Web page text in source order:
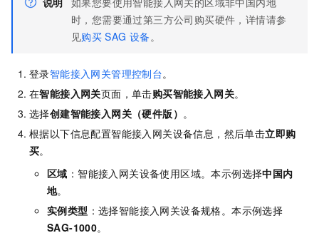
时，您需要通过第三方公司购买硬件，详情请参
见购买 SAG 设备 。
登录智能接入网关管理控制台。
在智能接入网关页面，单击购买智能接入网关。
选择创建智能接入网关（硬件版） 。
根据以下信息配置智能接入网关设备信息，然后单击立即购
买。
区域 ：智能接入网关设备使用区域。本示例选择中国内
地。
实例类型 ：选择智能接入网关设备规格。本示例选择
SAG-1000。